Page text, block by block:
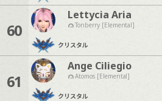
60
Lettycia Aria
Tonberry [Elemental]
クリスタル
61
Ange Ciliegio
Atomos [Elemental]
クリスタル